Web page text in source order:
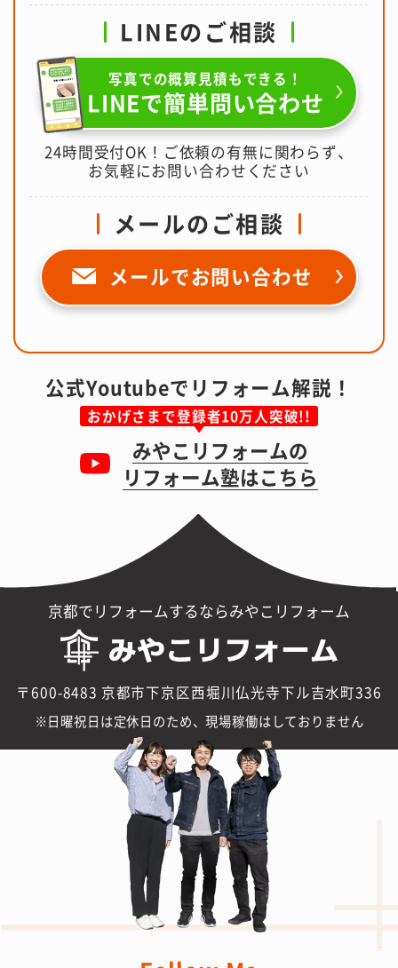
LINEのご相談
写真での概算見積もできる！
LINEで簡単問い合わせ
24時間受付OK！ご依頼の有無に関わらず、
お気軽にお問い合わせください
メールのご相談
メールでお問い合わせ
公式Youtubeでリフォーム解説！
おかげさまで登録者10万人突破!!
みやこリフォームの
リフォーム塾はこちら
京都でリフォームするならみやこリフォーム
〒600-8483 京都市下京区西堀川仏光寺下ル吉水町336
日曜祝日は定休日のため、現場稼働はしておりません